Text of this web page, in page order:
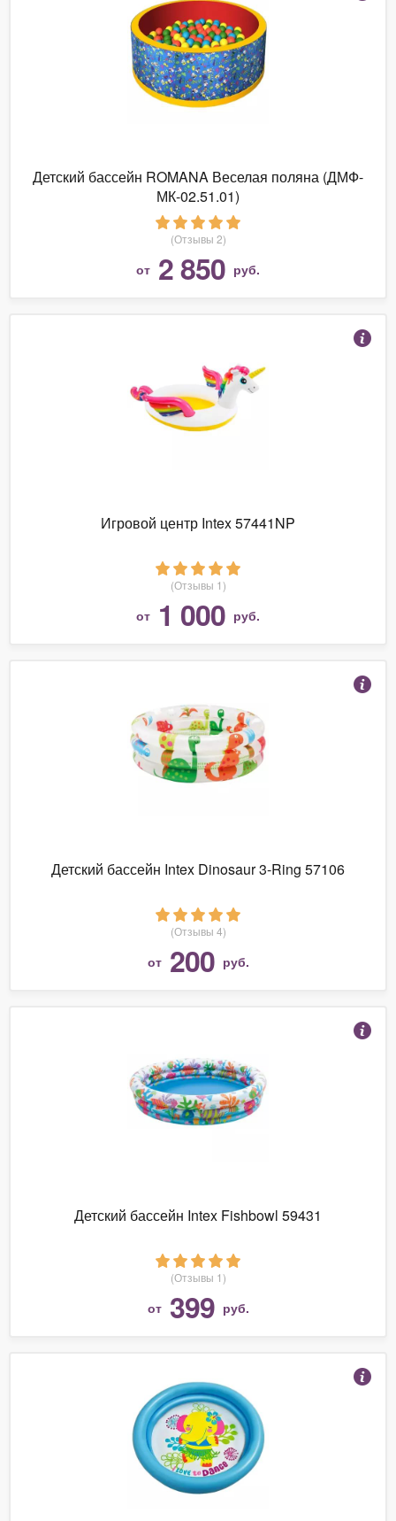
Детский бассейн ROMANA Веселая поляна (ДМФ-
МК-02.51.01)
(Отзывы 2)
от 2 850 руб.
Игровой центр Intex 57441NP
(Отзывы 1)
от 1 000 руб.
Детский бассейн Intex Dinosaur 3-Ring 57106
(Отзывы 4)
от 200 руб.
Детский бассейн Intex Fishbowl 59431
(Отзывы 1)
от 399 руб.